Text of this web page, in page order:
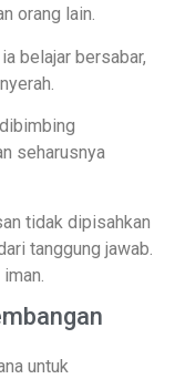
orang lain.
belajar bersabar,
seharusnya
tidak dipisahkan
tanggung jawab.
untuk